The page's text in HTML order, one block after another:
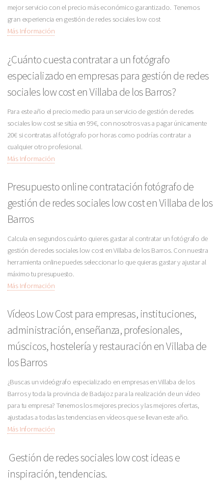
mejor servicio con el precio más económico garantizado. Tenemos
gran experiencia en gestión de redes sociales low cost
Más Información
¿Cuánto cuesta contratar a un fotógrafo
especializado en empresas para gestión de redes
sociales low cost en Villaba de los Barros?
Para este año el precio medio para un servicio de gestión de redes
sociales low cost se sitúa en 99€, con nosotros vas a pagar únicamente
20€ si contratas al fotógrafo por horas como podrías contratar a
cualquier otro profesional.
Más Información
Presupuesto online contratación fotógrafo de
gestión de redes sociales low cost en Villaba de los
Barros
Calcula en segundos cuánto quieres gastar al contratar un fotógrafo de
gestión de redes sociales low cost en Villaba de los Barros. Con nuestra
herramienta online puedes seleccionar lo que quieras gastar y ajustar al
máximo tu presupuesto.
Más Información
Vídeos Low Cost para empresas, instituciones,
administración, enseñanza, profesionales,
múscicos, hostelería y restauración en Villaba de
los Barros
¿Buscas un videógrafo especializado en empresas en Villaba de los
Barros y toda la provincia de Badajoz para la realización de un vídeo
para tu empresa? Tenemos los mejores precios y las mejores ofertas,
ajustadas a todas las tendencias en vídeos que se llevan este año.
Más Información
Gestión de redes sociales low cost ideas e
inspiración, tendencias.